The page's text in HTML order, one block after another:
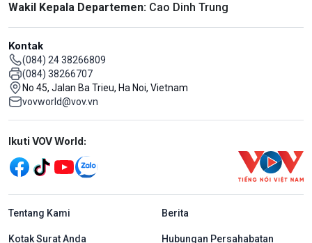
Wakil Kepala Departemen: Cao Dinh Trung
Kontak
(084) 24 38266809
(084) 38266707
No 45, Jalan Ba Trieu, Ha Noi, Vietnam
vovworld@vov.vn
Mạng xã hội
Ikuti VOV World:
menu footer tiếng Indo
Tentang Kami Berita
Kotak Surat Anda Hubungan Persahabatan